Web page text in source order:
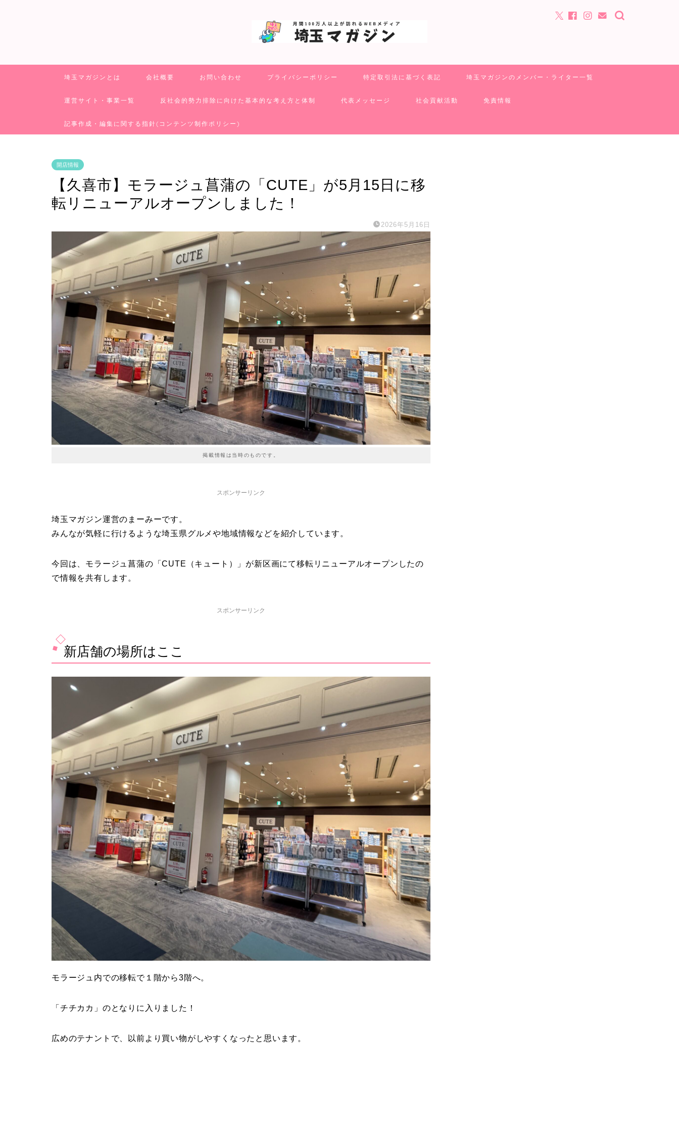
埼玉マガジンとは 会社概要 お問い合わせ プライバシーポリシー 特定取引法に基づく表記 埼玉マガジンのメンバー・ライター一覧
運営サイト・事業一覧 反社会的勢力排除に向けた基本的な考え方と体制 代表メッセージ 社会貢献活動 免責情報
記事作成・編集に関する指針(コンテンツ制作ポリシー)
開店情報
【久喜市】モラージュ菖蒲の「CUTE」が5月15日に移
転リニューアルオープンしました！
2026年5月16日
掲載情報は当時のものです。
スポンサーリンク
埼玉マガジン運営のまーみーです。
みんなが気軽に行けるような埼玉県グルメや地域情報などを紹介しています。
今回は、モラージュ菖蒲の「CUTE（キュート）」が新区画にて移転リニューアルオープンしたの
で情報を共有します。
スポンサーリンク
新店舗の場所はここ
モラージュ内での移転で１階から3階へ。
「チチカカ」のとなりに入りました！
広めのテナントで、以前より買い物がしやすくなったと思います。